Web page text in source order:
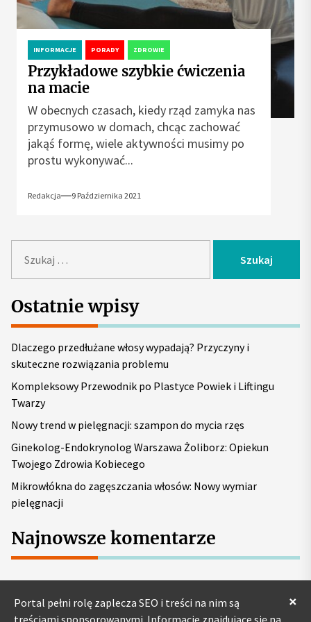
×
Portal pełni rolę zaplecza SEO i treści na nim są
treściami sponsorowanymi. Informacje znajdujące się na
INFORMACJE PORADY ZDROWIE
Przykładowe szybkie ćwiczenia
na macie
W obecnych czasach, kiedy rząd zamyka nas
przymusowo w domach, chcąc zachować
jakąś formę, wiele aktywności musimy po
prostu wykonywać...
Redakcja 9 Października 2021
u
k
a
j
:
Ostatnie wpisy
Dlaczego przedłużane włosy wypadają? Przyczyny i
skuteczne rozwiązania problemu
Kompleksowy Przewodnik po Plastyce Powiek i Liftingu
Twarzy
Nowy trend w pielęgnacji: szampon do mycia rzęs
Ginekolog-Endokrynolog Warszawa Żoliborz: Opiekun
Twojego Zdrowia Kobiecego
Mikrowłókna do zagęszczania włosów: Nowy wymiar
pielęgnacji
Najnowsze komentarze